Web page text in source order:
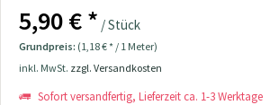
5,90 € * / Stück
Grundpreis: (1,18 € * / 1 Meter)
inkl. MwSt. zzgl. Versandkosten
Sofort versandfertig, Lieferzeit ca. 1-3 Werktage